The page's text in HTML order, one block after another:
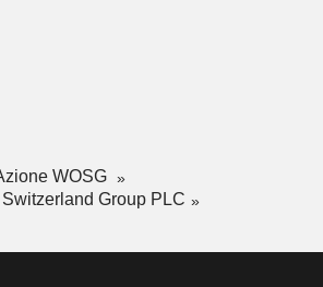
WOSG
Group PLC